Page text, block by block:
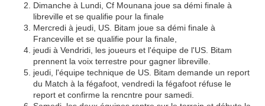
Dimanche à Lundi, Cf Mounana joue sa démi finale à
libreville et se qualifie pour la finale
Mercredi à jeudi, US. Bitam joue sa démi finale à
Franceville et se qualifie pour la finale,
jeudi à Vendridi, les joueurs et l'équipe de l'US. Bitam
prennent la voix terrestre pour gagner libreville.
jeudi, l'équipe technique de US. Bitam demande un report
du Match à la fégafoot, vendredi la fégafoot réfuse le
report et confirme la rencntre pour samedi.